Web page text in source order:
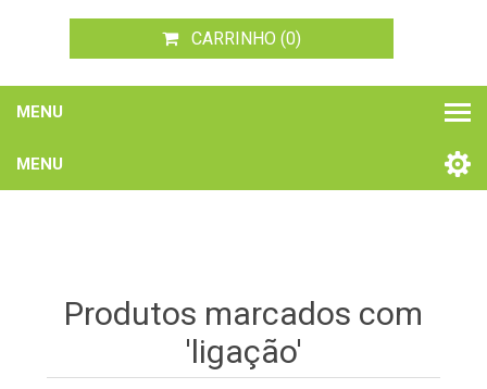
CARRINHO (0)
MENU
MENU
Produtos marcados com
'ligação'